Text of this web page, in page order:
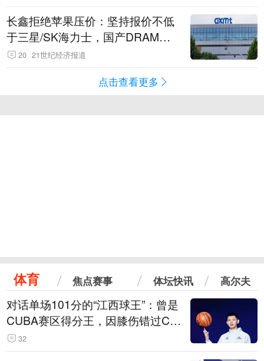
长鑫拒绝苹果压价：坚持报价不低
于三星/SK海力士，国产DRAM掌
握定价权
20 21世纪经济报道
点击查看更多
体育 焦点赛事 体坛快讯 高尔夫
对话单场101分的“江西球王”：曾是
CUBA赛区得分王，因膝伤错过CB
A选秀
32